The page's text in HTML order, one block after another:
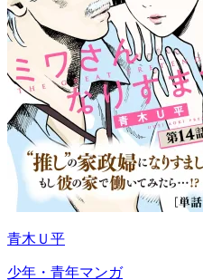
青木Ｕ平
少年・青年マンガ